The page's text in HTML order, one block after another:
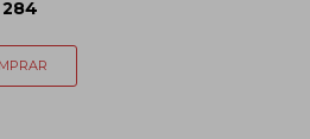
284